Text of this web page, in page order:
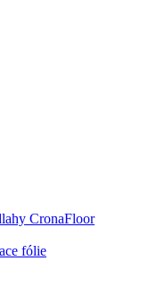
CronaFloor
fólie